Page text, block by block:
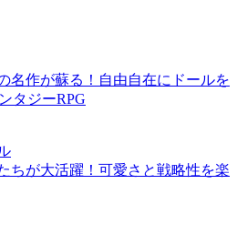
名作が蘇る！自由自在にドールを
タジーRPG
ちが大活躍！可愛さと戦略性を楽